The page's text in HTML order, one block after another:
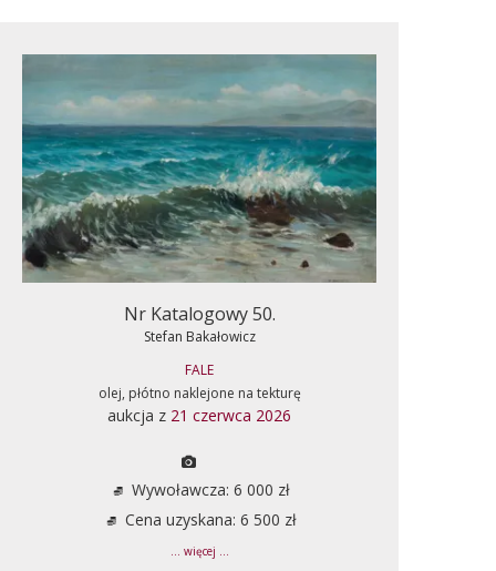
Nr Katalogowy 50.
Stefan Bakałowicz
FALE
olej, płótno naklejone na tekturę
aukcja z 21 czerwca 2026
Wywoławcza: 6 000 zł
Cena uzyskana: 6 500 zł
... więcej ...